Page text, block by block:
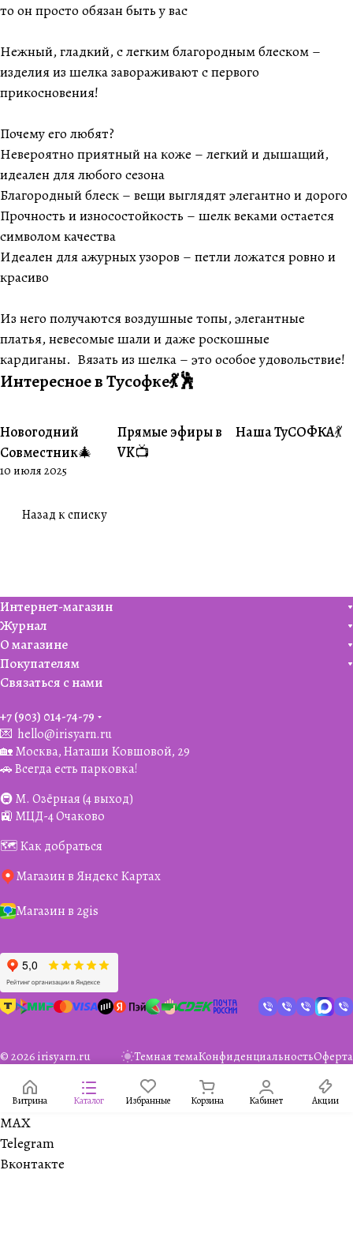
то он просто обязан быть у вас
Нежный, гладкий, с легким благородным блеском –
изделия из шелка завораживают с первого
прикосновения!
Почему его любят?
Невероятно приятный на коже – легкий и дышащий,
идеален для любого сезона
Благородный блеск – вещи выглядят элегантно и дорого
Прочность и износостойкость – шелк веками остается
символом качества
Идеален для ажурных узоров – петли ложатся ровно и
красиво
Из него получаются воздушные топы, элегантные
платья, невесомые шали и даже роскошные
кардиганы. Вязать из шелка – это особое удовольствие!
Интересное в Тусофке💃🕺
#Совместники
Новогодний
Совместник🎄
10 июля 2025
#Житуха
Прямые эфиры в
VK📺
#Совместники
Наша ТуСОФКА💃
Назад к списку
Интернет-магазин
Журнал
О магазине
Покупателям
Связаться с нами
+7 (903) 014-74-79‬
💌 hello@irisyarn.ru
🏡 Москва, Наташи Ковшовой, 29
🚗 Всегда есть парковка!
🚇 М. Озёрная (4 выход)
🚉 МЦД-4 Очаково
🗺️ Как добраться
Магазин в Яндекс Картах
Магазин в 2gis
© 2026 irisyarn.ru Темная темаКонфиденциальностьОферта
Витрина Каталог Избранные Корзина Кабинет Акции
MAX
Telegram
Вконтакте